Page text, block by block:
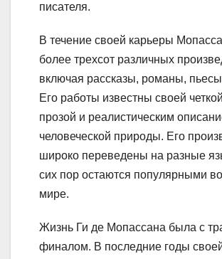
писателя.
В течение своей карьеры
более трехсот различных
включая рассказы, романы, пьесы
Его работы известны своей
прозой и реалистическим
человеческой природы. Его
широко переведены на разные
сих пор остаются популярными
мире.
Жизнь Ги де Мопассана была с
финалом. В последние годы